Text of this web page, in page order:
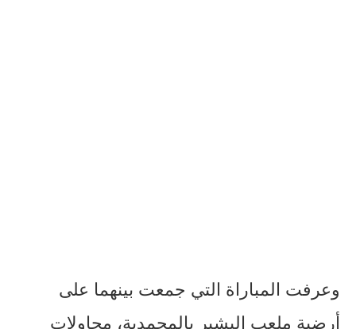
وعرفت المباراة التي جمعت بينهما على
أرضية ملعب البشير بالمحمدية، محاولات